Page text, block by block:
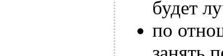
будет
по